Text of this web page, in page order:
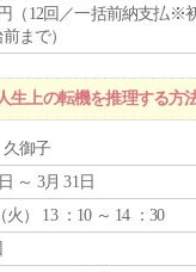
（12回／一括前納支払※
まで）
上の転機を推理する方
御子
～ 3月 31日
火 ） 13 ：10 ～ 14 ：30